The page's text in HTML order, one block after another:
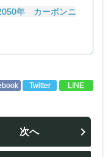
年 カーボンニ
Twitter LINE
次へ